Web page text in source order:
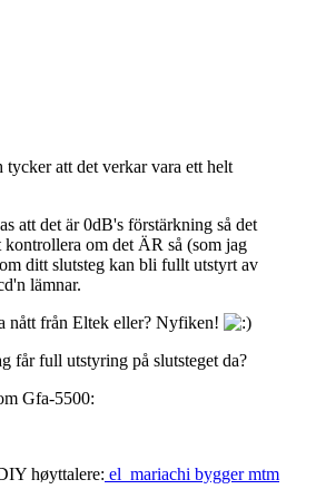
tycker att det verkar vara ett helt
att det är 0dB's förstärkning så det
om det ÄR så (som jag
ditt slutsteg kan bli fullt utstyrt av
lämnar.
nått från Eltek eller? Nyfiken!
får full utstyring på slutsteget da?
Gfa-5500:
høyttalere: el_mariachi bygger mtm